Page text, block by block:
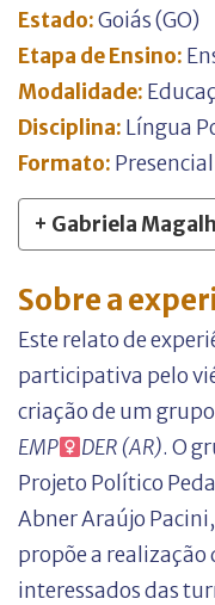
Estado:Goiás (GO)
Etapa de Ensino:
Modalidade:
Disciplina: Língua
Formato: Presencial
+ Gabriela
Sobre a
Este relato de
participativa pelo
criação de um
EMP
DER (AR). O
Projeto Político
Abner Araújo
propõe a
interessados das